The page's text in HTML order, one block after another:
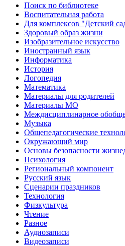
Поиск по библиотеке
Воспитательная работа
Для комплексов "Детский
Здоровый образ жизни
Изобразительное искусство
Иностранный язык
Информатика
История
Логопедия
Математика
Материалы для родителей
Материалы МО
Междисциплинарное
Музыка
Общепедагогические
Окружающий мир
Основы безопасности
Психология
Региональный компонент
Русский язык
Сценарии праздников
Технология
Физкультура
Чтение
Разное
Аудиозаписи
Видеозаписи